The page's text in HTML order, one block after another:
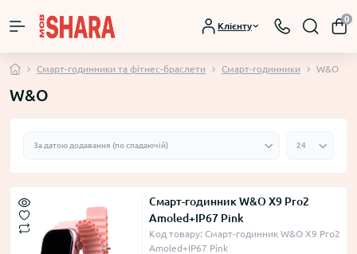
Клієнту
0
Смарт-годинники та фітнес-браслети Смарт-годинники W&O
W&O
Смарт-годинник W&O X9 Pro2
Amoled+IP67 Pink
Код товару: Смарт-годинник W&O X9 Pro2
Amoled+IP67 Pink